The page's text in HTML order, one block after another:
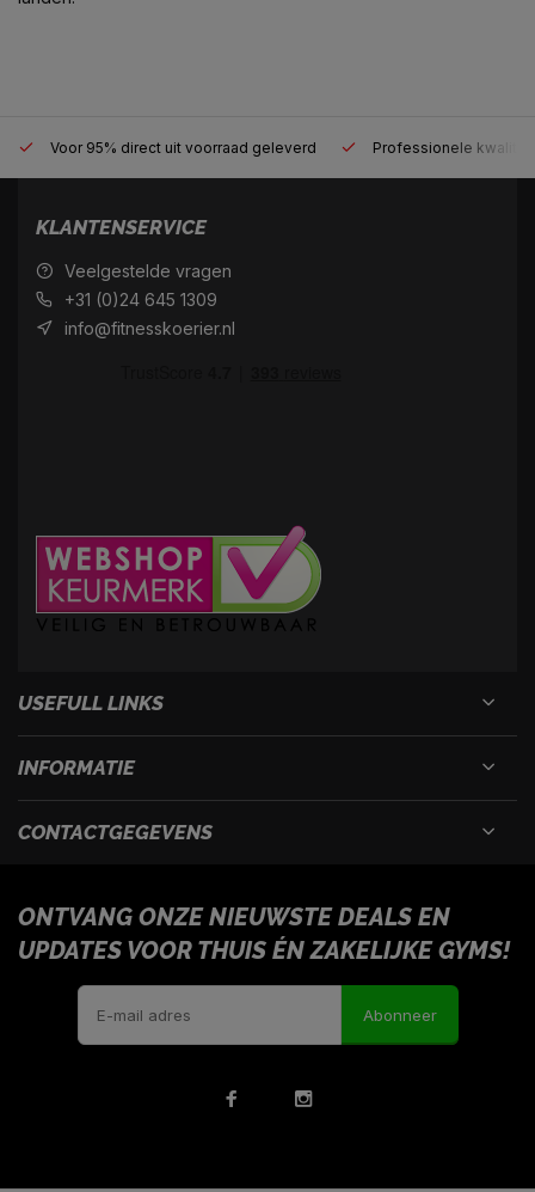
Voor 95% direct uit voorraad geleverd Professionele
KLANTENSERVICE
Veelgestelde vragen
+31 (0)24 645 1309
info@fitnesskoerier.nl
USEFULL LINKS
INFORMATIE
CONTACTGEGEVENS
ONTVANG ONZE NIEUWSTE DEALS EN
UPDATES VOOR THUIS ÉN ZAKELIJKE GYMS!
Abonneer